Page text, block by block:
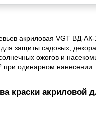
акриловая VGT ВД-
защиты садовых,
ожогов и
при одинарном нанесении.
краски акриловой